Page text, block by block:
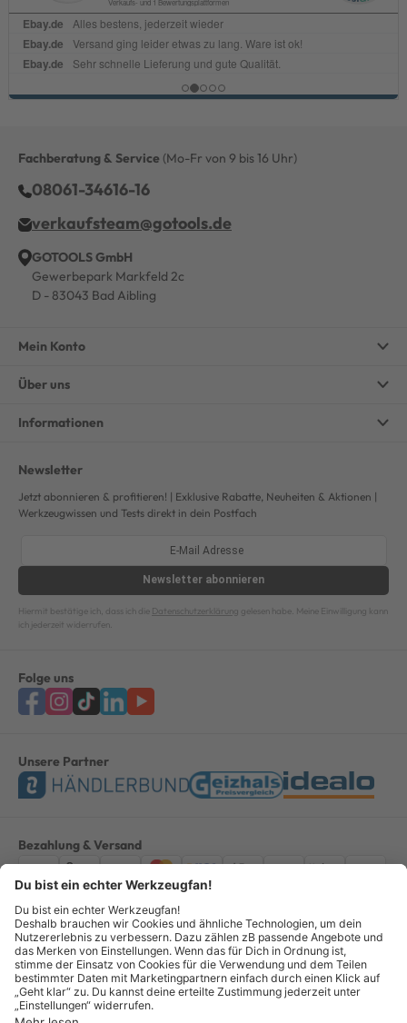
Fachberatung & Service (Mo-Fr von 9 bis 16 Uhr)
08061-34616-16
verkaufsteam@gotools.de
GOTOOLS GmbH
Gewerbepark Markfeld 2c
D - 83043 Bad Aibling
Mein Konto
Über uns
Informationen
Newsletter
Jetzt abonnieren & profitieren! | Exklusive Rabatte, Neuheiten & Aktionen |
Werkzeugwissen und Tests direkt in dein Postfach
Newsletter abonnieren
Hiermit bestätige ich, dass ich die Datenschutzerklärung gelesen habe. Meine Einwilligung kann
ich jederzeit widerrufen.
Folge uns
Unsere Partner
Bezahlung & Versand
ImpressumAGBDatenschutzWiderruf Vertrag widerrufen
Alle Preise verstehen sich inkl. ges. MwSt. *Kostenloser Versand innerhalb
Deutschlands, bei Bestellungen ab 100,00 Euro.
© Copyright 2026 GOTOOLS GmbH - Alle Rechte vorbehalten. powered by
createyourtemplate